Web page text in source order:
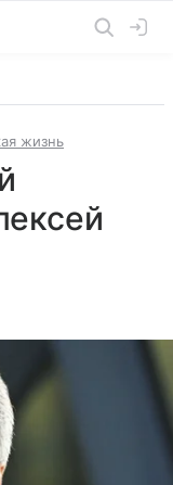
жизнь